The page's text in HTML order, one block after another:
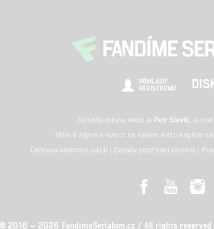
PŘIHLÁSIT
REGISTROVAT
Šéfredaktorkou webu je Petr Slavík , e-mail
Máte-li zájem o inzerci na našem webu napište
Ochrana osobních údajů
Zásady používání cookies
© 2016 – 2026 FandimeSerialum.cz / All rights reserved